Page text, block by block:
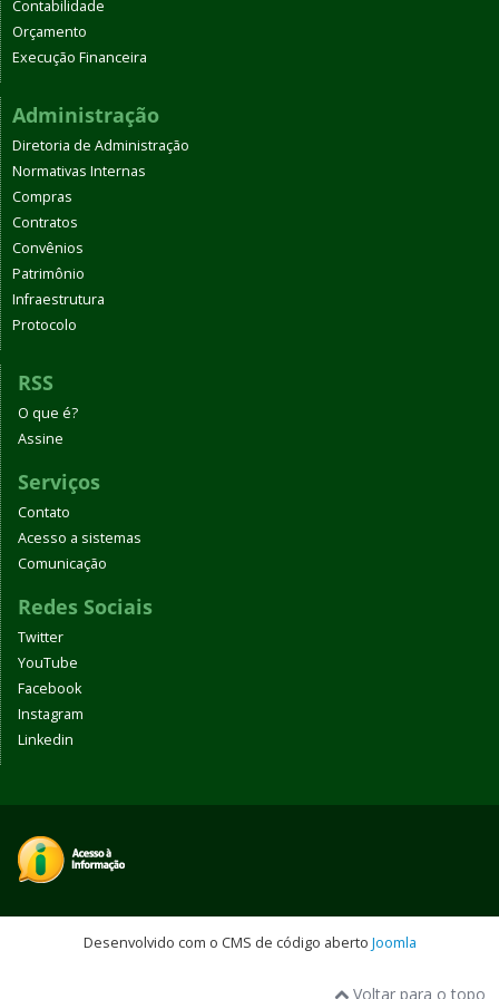
Contabilidade
Orçamento
Execução Financeira
Administração
Diretoria de Administração
Normativas Internas
Compras
Contratos
Convênios
Patrimônio
Infraestrutura
Protocolo
RSS
O que é?
Assine
Serviços
Contato
Acesso a sistemas
Comunicação
Redes Sociais
Twitter
YouTube
Facebook
Instagram
Linkedin
Desenvolvido com o CMS de código aberto Joomla
Voltar para o topo